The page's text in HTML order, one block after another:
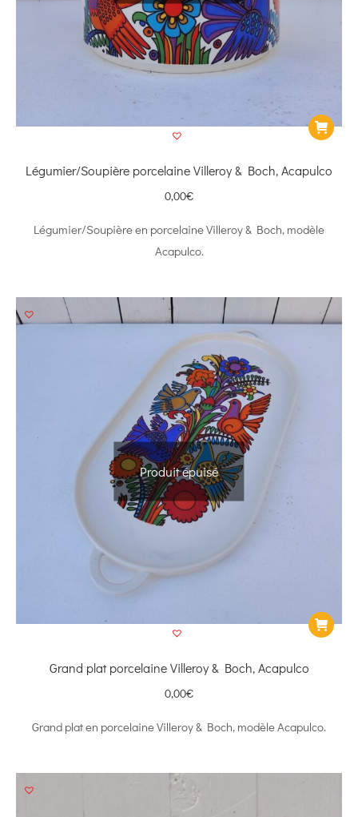
Légumier/Soupière porcelaine Villeroy & Boch, Acapulco
0,00€
Légumier/Soupière en porcelaine Villeroy & Boch, modèle
Acapulco.
Produit épuisé
Grand plat porcelaine Villeroy & Boch, Acapulco
0,00€
Grand plat en porcelaine Villeroy & Boch, modèle Acapulco.